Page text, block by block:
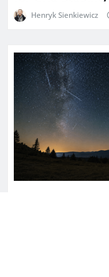
Henryk Sienkiewicz